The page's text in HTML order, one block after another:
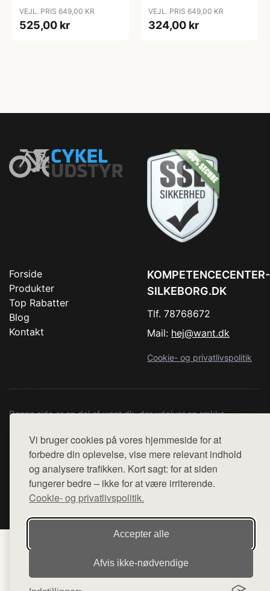
Vi bruger cookies på vores hjemmeside for at
forbedre din oplevelse, vise mere relevant indhold
og analysere trafikken. Kort sagt: for at siden
fungerer bedre – ikke for at være irriterende.
Cookie- og privatlivspolitik.
Accepter alle
Afvis ikke‑nødvendige
VEJL. PRIS 649,00 KR
525,00 kr
VEJL. PRIS 649,00 KR
324,00 kr
Forside
Produkter
Top Rabatter
Blog
Kontakt
KOMPETENCECENTER-
SILKEBORG.DK
Tlf. 78768672
Mail: hej@want.dk
Cookie- og privatlivspolitik
Denne side er en del af want.dk, der udgiver en række
diverse webshops. Der sælges ikke varer fra denne side - vi
henviser til de shops, som sælger varen. Vi har heller ikke
varerne på lager.
© 2026 kompetencecenter-silkeborg.dk. Alle rettigheder
forbeholdes.